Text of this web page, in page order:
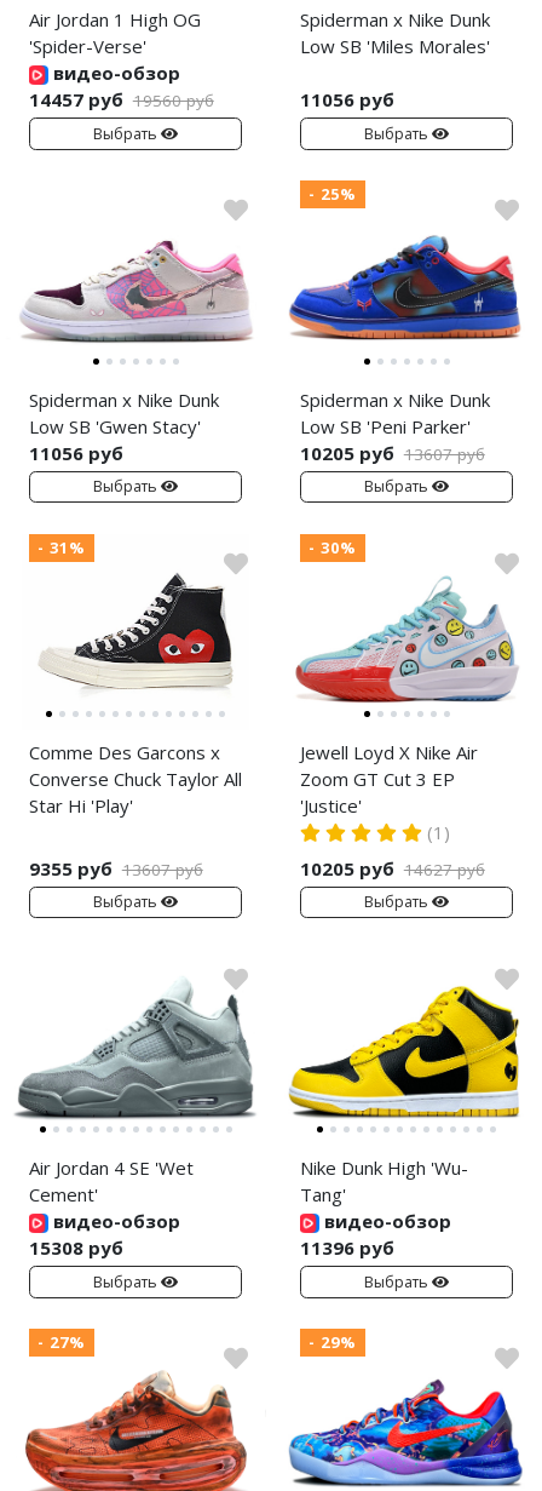
Air Jordan 1 High OG
'Spider-Verse'
видео-обзор
14457 руб 19560 руб
Выбрать
Spiderman x Nike Dunk
Low SB 'Miles Morales'
11056 руб
Выбрать
Spiderman x Nike Dunk
Low SB 'Gwen Stacy'
11056 руб
Выбрать
- 25%
Spiderman x Nike Dunk
Low SB 'Peni Parker'
10205 руб 13607 руб
Выбрать
- 31%
Comme Des Garcons x
Converse Chuck Taylor All
Star Hi 'Play'
9355 руб 13607 руб
Выбрать
- 30%
Jewell Loyd X Nike Air
Zoom GT Cut 3 EP
'Justice'
(1)
10205 руб 14627 руб
Выбрать
Air Jordan 4 SE 'Wet
Cement'
видео-обзор
15308 руб
Выбрать
Nike Dunk High 'Wu-
Tang'
видео-обзор
11396 руб
Выбрать
- 27% - 29%